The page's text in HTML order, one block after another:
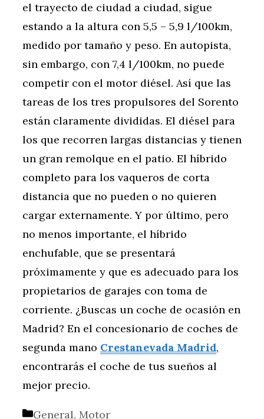
el trayecto de ciudad a ciudad, sigue
estando a la altura con 5,5 – 5,9 l/100km,
medido por tamaño y peso. En autopista,
sin embargo, con 7,4 l/100km, no puede
competir con el motor diésel. Así que las
tareas de los tres propulsores del Sorento
están claramente divididas. El diésel para
los que recorren largas distancias y tienen
un gran remolque en el patio. El híbrido
completo para los vaqueros de corta
distancia que no pueden o no quieren
cargar externamente. Y por último, pero
no menos importante, el híbrido
enchufable, que se presentará
próximamente y que es adecuado para los
propietarios de garajes con toma de
corriente. ¿Buscas un coche de ocasión en
Madrid? En el concesionario de coches de
segunda mano Crestanevada Madrid,
encontrarás el coche de tus sueños al
mejor precio.
Categorías
General, Motor